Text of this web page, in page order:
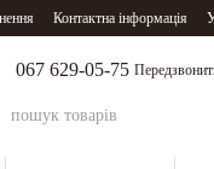
Контактна інформація
067 629-05-75